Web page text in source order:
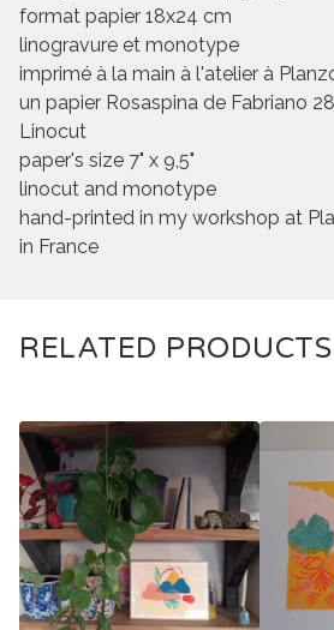
format papier 18x24 cm
linogravure et monotype
imprimé à la main à l'atelier à
un papier Rosaspina de Fabriano
Linocut
paper's size 7" x 9,5"
linocut and monotype
hand-printed in my workshop at
in France
RELATED PRODUCTS